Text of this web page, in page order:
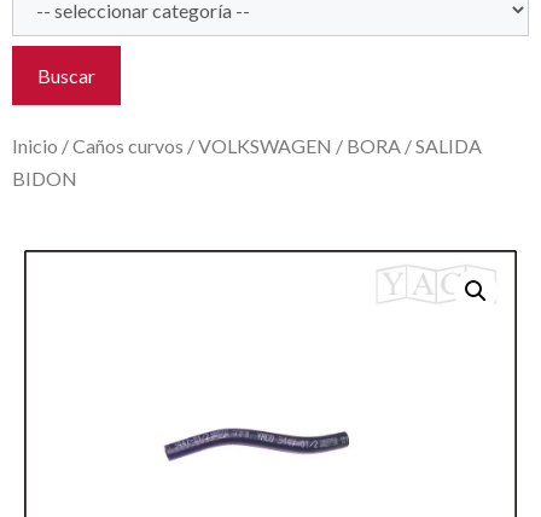
Buscar
Inicio /Caños curvos /VOLKSWAGEN / BORA / SALIDA
BIDON